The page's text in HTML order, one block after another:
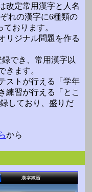
改定常用漢字と人名
れの漢字に6種類の
おります。
リジナル問題を作る
でき、常用漢字以
きます。
ストが行える「学年
練習が行える「とこ
しており、盛りだ
から